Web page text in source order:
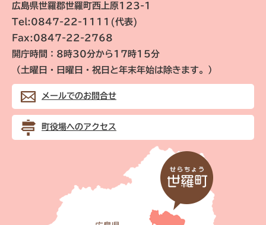
広島県世羅郡世羅町西上原123-1
Tel:0847-22-1111(代表)
Fax:0847-22-2768
開庁時間：8時30分から17時15分
（土曜日・日曜日・祝日と年末年始は除きます。）
メールでのお問合せ
町役場へのアクセス